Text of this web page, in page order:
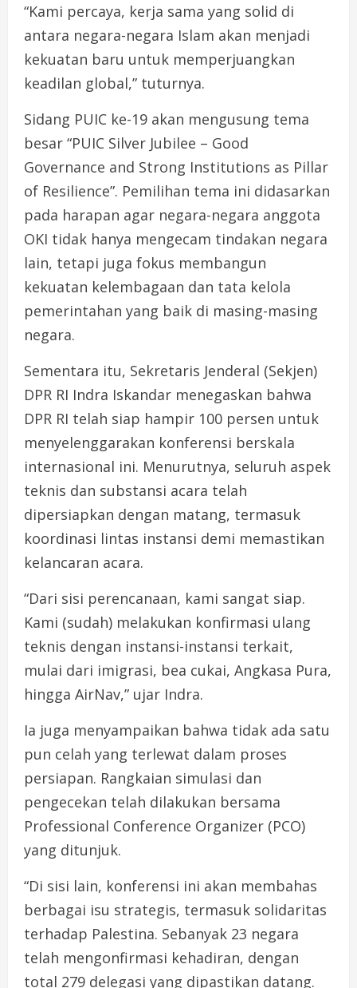
“Kami percaya, kerja sama yang solid di
antara negara-negara Islam akan menjadi
kekuatan baru untuk memperjuangkan
keadilan global,” tuturnya.
Sidang PUIC ke-19 akan mengusung tema
besar “PUIC Silver Jubilee – Good
Governance and Strong Institutions as Pillar
of Resilience”. Pemilihan tema ini didasarkan
pada harapan agar negara-negara anggota
OKI tidak hanya mengecam tindakan negara
lain, tetapi juga fokus membangun
kekuatan kelembagaan dan tata kelola
pemerintahan yang baik di masing-masing
negara.
Sementara itu, Sekretaris Jenderal (Sekjen)
DPR RI Indra Iskandar menegaskan bahwa
DPR RI telah siap hampir 100 persen untuk
menyelenggarakan konferensi berskala
internasional ini. Menurutnya, seluruh aspek
teknis dan substansi acara telah
dipersiapkan dengan matang, termasuk
koordinasi lintas instansi demi memastikan
kelancaran acara.
“Dari sisi perencanaan, kami sangat siap.
Kami (sudah) melakukan konfirmasi ulang
teknis dengan instansi-instansi terkait,
mulai dari imigrasi, bea cukai, Angkasa Pura,
hingga AirNav,” ujar Indra.
Ia juga menyampaikan bahwa tidak ada satu
pun celah yang terlewat dalam proses
persiapan. Rangkaian simulasi dan
pengecekan telah dilakukan bersama
Professional Conference Organizer (PCO)
yang ditunjuk.
“Di sisi lain, konferensi ini akan membahas
berbagai isu strategis, termasuk solidaritas
terhadap Palestina. Sebanyak 23 negara
telah mengonfirmasi kehadiran, dengan
total 279 delegasi yang dipastikan datang.